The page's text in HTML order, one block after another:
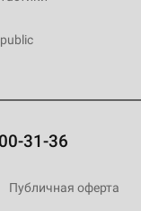
31-36
Публичная оферта